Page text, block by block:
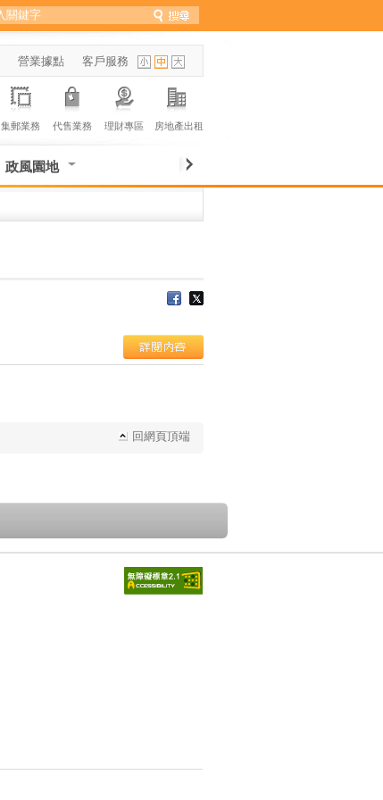
營業據點 客戶服務
集郵業務 代售業務 理財專區 房地產出租
政風園地
回網頁頂端